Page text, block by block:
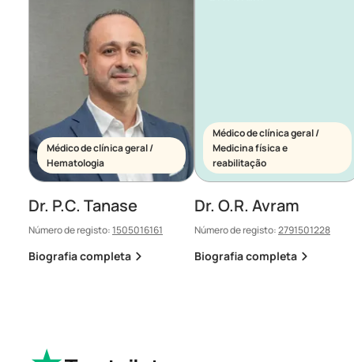
Médico de clínica geral /
Hematologia
Dr. P.C. Tanase
Número de registo:1505016161
Biografia completa
Médico de clínica geral /
Medicina física e
reabilitação
Dr. O.R. Avram
Número de registo:2791501228
Biografia completa